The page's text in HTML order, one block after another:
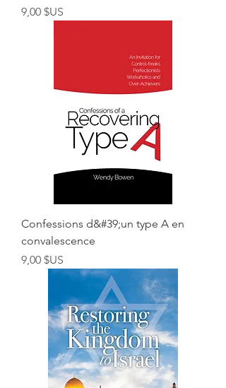
Prix
9,00 $US
Confessions d&#39;un type A en
convalescence
Prix
9,00 $US